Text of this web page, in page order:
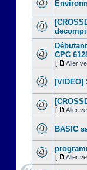
CPC
[ Aller
[ Aller
BASIC
[ Aller